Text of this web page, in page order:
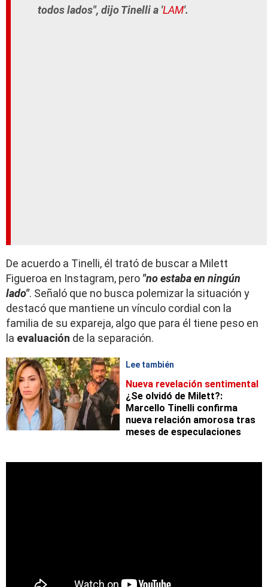
todos lados", dijo Tinelli a 'LAM'.
De acuerdo a Tinelli, él trató de buscar a Milett
Figueroa en Instagram, pero "no estaba en ningún
lado". Señaló que no busca polemizar la situación y
destacó que mantiene un vínculo cordial con la
familia de su expareja, algo que para él tiene peso en
la evaluación de la separación.
Lee también
Nueva revelación sentimental
¿Se olvidó de Milett?:
Marcello Tinelli confirma
nueva relación amorosa tras
meses de especulaciones